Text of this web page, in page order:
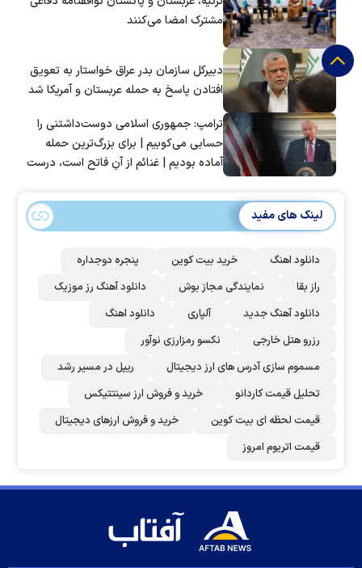
مشترک امضا می‌کنند
دبیرکل سازمان بدر عراق خواستار به تعویق
افتادن پاسخ به حمله عربستان و آمریکا شد
ترامپ: جمهوری اسلامی دوست‌داشتنی را
حسابی می‌کوبیم | برای بزرگ‌ترین حمله
آماده بودیم | غنائم از آنِ فاتح است، درست
لینک های مفید
دانلود اهنگ خرید بیت کوین
پنجره دوجداره
راز بقا
نمایندگی مجاز بوش
دانلود آهنگ رز‌ موزیک
دانلود آهنگ جدید
آلپاری
دانلود اهنگ
رزرو هتل خارجی
نکسو رمزارزی نوآور
مسموم سازی آدرس های ارز دیجیتال
ریپل در مسیر رشد
تحلیل قیمت کاردانو
خرید و فروش ارز سینتتیکس
قیمت لحظه ای بیت کوین
خرید و فروش ارزهای دیجیتال
قیمت اتریوم امروز